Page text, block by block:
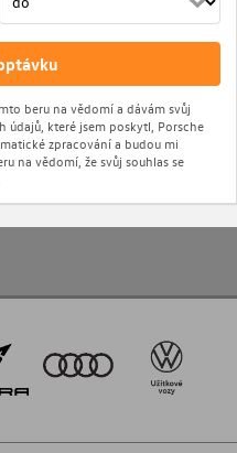
beru na vědomí a dávám svůj
údajů, které jsem poskytl, Porsche
zpracování a budou mi
na vědomí, že svůj souhlas se